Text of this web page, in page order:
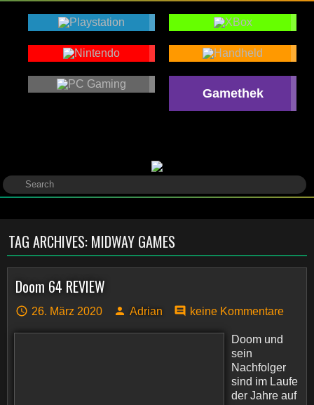
Gamethek
TAG ARCHIVES: MIDWAY GAMES
Doom 64 REVIEW
26. März 2020 Adrian keine Kommentare
Doom und
sein
Nachfolger
sind im Laufe
der Jahre auf